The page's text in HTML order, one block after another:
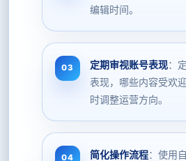
编辑时间。
定期审视账号表现：
表现，哪些内容受欢
时调整运营方向。
简化操作流程：使用